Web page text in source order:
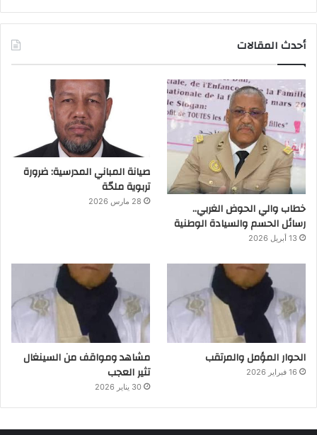
أحدث المقالات
خطاب والي الحوض الغربي..
رسائل الحسم والسيادة الوطنية
13 أبريل 2026
صيانة المباني المدرسية: ضرورة
تربوية ملحّة
28 مارس 2026
الحوار المؤمل والمرتقب
16 فبراير 2026
مشاهد ومواقف من السينغال
تثير العجب
30 يناير 2026